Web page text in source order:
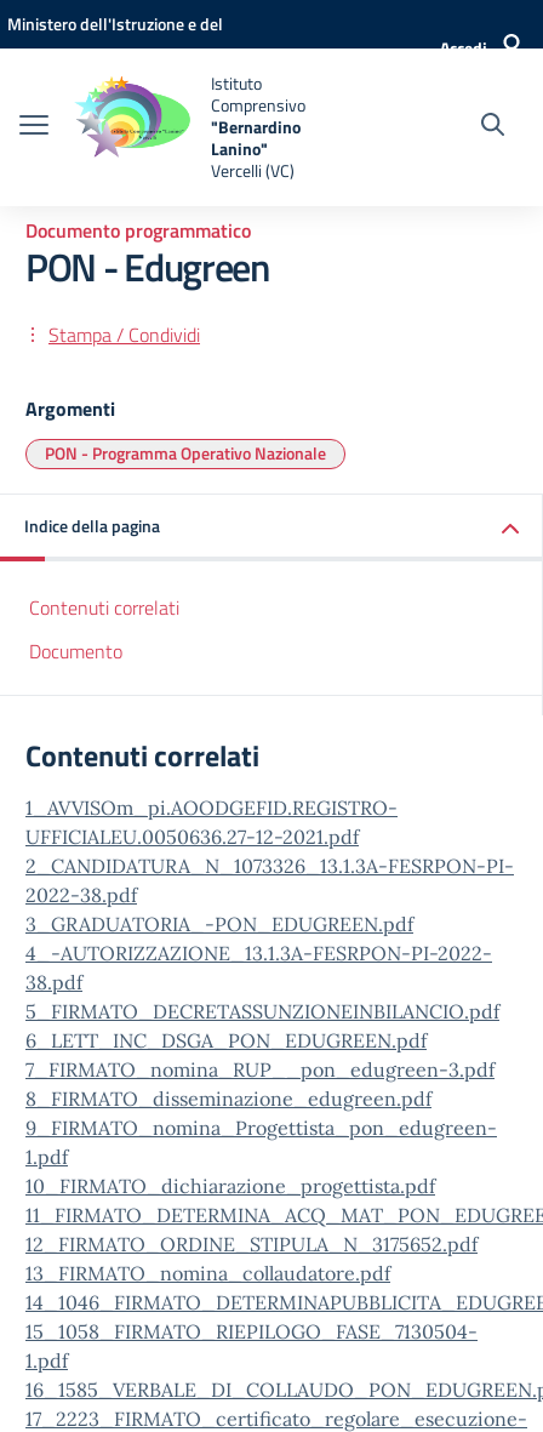
Vai ai contenuti
Vai al menu di navigazione
Vai al footer
Ministero dell'Istruzione e del
Accedi
Istituto
Comprensivo
"Bernardino
Lanino"
Vercelli (VC)
Documento programmatico
PON - Edugreen
Stampa / Condividi
Argomenti
PON - Programma Operativo Nazionale
Indice della pagina
Contenuti correlati
Documento
Contenuti correlati
1_AVVISOm_pi.AOODGEFID.REGISTRO-
UFFICIALEU.0050636.27-12-2021.pdf
2_CANDIDATURA_N_1073326_13.1.3A-FESRPON-PI-
2022-38.pdf
3_GRADUATORIA_-PON_EDUGREEN.pdf
4_-AUTORIZZAZIONE_13.1.3A-FESRPON-PI-2022-
38.pdf
5_FIRMATO_DECRETASSUNZIONEINBILANCIO.pdf
6_LETT_INC_DSGA_PON_EDUGREEN.pdf
7_FIRMATO_nomina_RUP__pon_edugreen-3.pdf
8_FIRMATO_disseminazione_edugreen.pdf
9_FIRMATO_nomina_Progettista_pon_edugreen-
1.pdf
10_FIRMATO_dichiarazione_progettista.pdf
12_FIRMATO_ORDINE_STIPULA_N_3175652.pdf
13_FIRMATO_nomina_collaudatore.pdf
15_1058_FIRMATO_RIEPILOGO_FASE_7130504-
1.pdf
17_2223_FIRMATO_certificato_regolare_esecuzione-